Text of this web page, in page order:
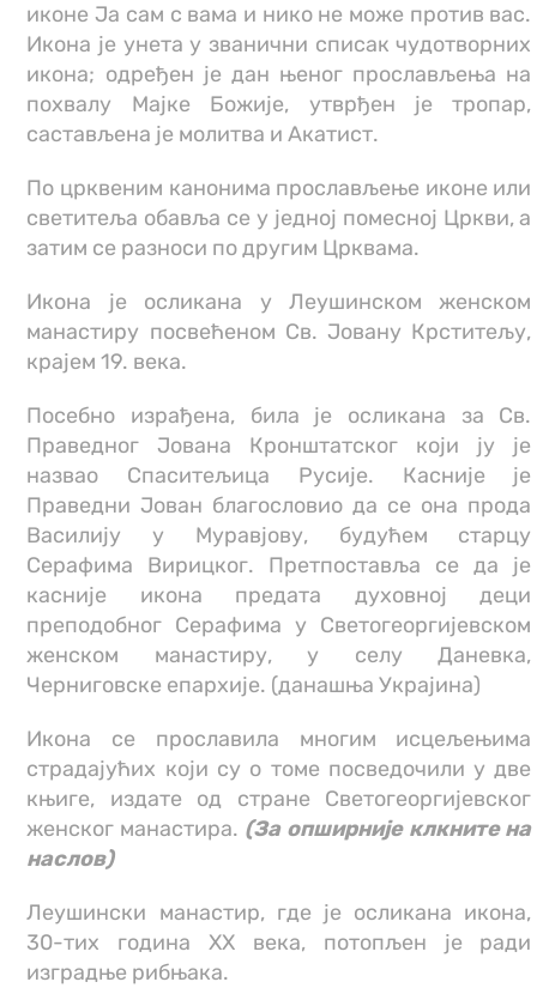
иконе Ја сам с вама и нико не може против вас.
Икона је унета у званични списак чудотворних
икона; одређен је дан њеног прослављења на
похвалу Мајке Божије, утврђен је тропар,
састављена је молитва и Акатист.
По црквеним канонима прослављење иконе или
светитеља обавља се у једној помесној Цркви, а
затим се разноси по другим Црквама.
Икона је осликана у Леушинском женском
манастиру посвећеном Св. Јовану Крститељу,
крајем 19. века.
Посебно израђена, била је осликана за Св.
Праведног Јована Кронштатског који ју је
назвао Спаситељица Русије. Касније је
Праведни Јован благословио да се она прода
Василију у Муравјову, будућем старцу
Серафима Вирицког. Претпоставља се да је
касније икона предата духовној деци
преподобног Серафима у Светогеоргијевском
женском манастиру, у селу Даневка,
Черниговске епархије. (данашња Украјина)
Икона се прославила многим исцељењима
страдајућих који су о томе посведочили у две
књиге, издате од стране Светогеоргијевског
женског манастира. (За опширније клкните на
наслов)
Леушински манастир, где је осликана икона,
30-тих година ХХ века, потопљен је ради
изградње рибњака.